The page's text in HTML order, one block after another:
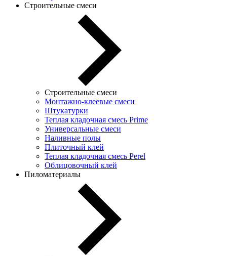
Строительные смеси
Строительные смеси
Монтажно-клеевые смеси
Штукатурки
Теплая кладочная смесь Prime
Универсальные смеси
Наливные полы
Плиточный клей
Теплая кладочная смесь Perel
Облицовочный клей
Пиломатериалы